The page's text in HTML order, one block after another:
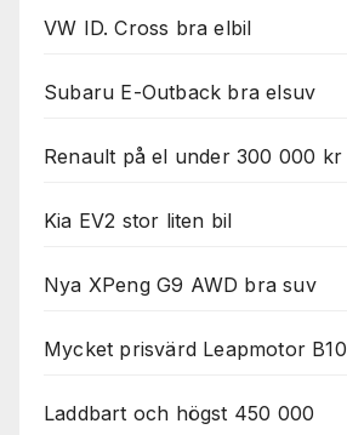
VW ID. Cross bra elbil
Subaru E-Outback bra elsuv
Renault på el under 300 000 kr
Kia EV2 stor liten bil
Nya XPeng G9 AWD bra suv
Mycket prisvärd Leapmotor B10
Laddbart och högst 450 000